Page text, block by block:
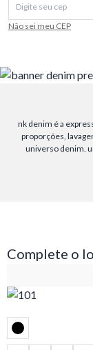
Não sei meu CEP
nk denim é a
proporções,
universo denim.
Complete o